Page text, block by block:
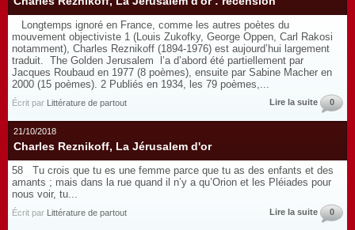
Longtemps ignoré en France, comme les autres poètes du
mouvement objectiviste 1 (Louis Zukofky, George Oppen, Carl Rakosi
notamment), Charles Reznikoff (1894-1976) est aujourd’hui largement
traduit. The Golden Jerusalem l’a d’abord été partiellement par
Jacques Roubaud en 1977 (8 poèmes), ensuite par Sabine Macher en
2000 (15 poèmes). 2 Publiés en 1934, les 79 poèmes,...
Écrit par Littérature de partout Lire la suite 0
21/10/2018
Charles Reznikoff, La Jérusalem d'or
58 Tu crois que tu es une femme parce que tu as des enfants et des
amants ; mais dans la rue quand il n’y a qu’Orion et les Pléiades pour
nous voir, tu...
Écrit par Littérature de partout Lire la suite 0